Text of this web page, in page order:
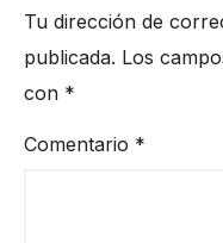
Tu dirección de
publicada. Los
con *
Comentario *